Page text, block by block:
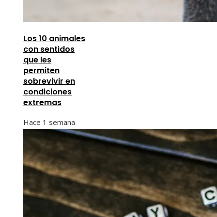
Los 10 animales
con sentidos
que les
permiten
sobrevivir en
condiciones
extremas
Hace 1 semana